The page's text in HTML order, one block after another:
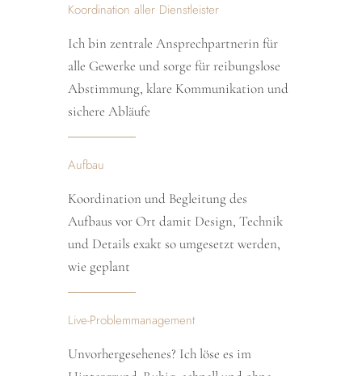
Koordination aller Dienstleister
Ich bin zentrale Ansprechpartnerin für
alle Gewerke und sorge für reibungslose
Abstimmung, klare Kommunikation und
sichere Abläufe
Aufbau
Koordination und Begleitung des
Aufbaus vor Ort damit Design, Technik
und Details exakt so umgesetzt werden,
wie geplant
Live-Problemmanagement
Unvorhergesehenes? Ich löse es im